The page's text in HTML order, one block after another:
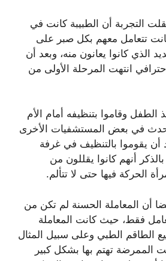
التجربة أن الطبيبة كانت في
تتعامل معهم بكل صبر على
الذي كانوا يعانون منه، وبعد أن
انتهت المرحلة الأولى من
الطفل وقاموا بتنظيفه أمام الأم
في بعض المستشفيات الأخرى
أن يقوموا بالتنظيف في غرفة
أنهم كانوا يقللون من
الحركة فيها حتى لا تتألم.
أن المعاملة الحسنة لم تكن من
فقط، حيث كانت المعاملة
الطاقم الطبي وعلى سبيل المثال
الممرضة تهتم بها بشكل كبير